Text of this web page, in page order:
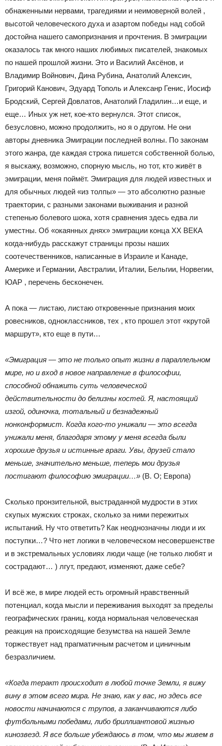
обнаженными нервами, трагедиями и неимоверной волей ,
высотой человеческого духа и азартом победы над собой
достойна нашего самопризнания и прочтения. В эмиграции
оказалось так много наших любимых писателей, знакомых
по нашей прошлой жизни. Это и Василий Аксёнов, и
Владимир Войнович, Дина Рубина, Анатолий Алексин,
Григорий Канович, Эдуард Тополь и Алексанр Генис, Иосиф
Бродский, Сергей Довлатов, Анатолий Гладилин…и еще, и
еще… Иных уж нет, кое-кто вернулся. Этот список,
безусловно, можно продолжить, но я о другом. Не они
авторы дневника Эмиграции последней волны. По законам
этого жанра, где каждая строка пишется собственной болью,
я выскажу, возможно, спорную мысль, но тот, кто живёт в
эмиграции, меня поймёт. Эмиграция для людей известных и
для обычных людей «из толпы» — это абсолютно разные
траектории, с разными законами выживания и разной
степенью болевого шока, хотя сравнения здесь едва ли
уместны. Об «окаянных днях» эмиграции конца XX ВЕКА
когда-нибудь расскажут страницы прозы наших
соотечественников, написанные в Израиле и Канаде,
Америке и Германии, Австралии, Италии, Бельгии, Норвегии,
ЮАР , перечень бесконечен.
А пока — листаю, листаю откровенные признания моих
ровесников, одноклассников, тех , кто прошел этот «крутой
маршрут», кто еще в пути…
«Эмиграция — это не только опыт жизни в параллельном
мире, но и вход в новое направление в философии,
способной обнажить суть человеческой
действительности до белизны костей. Я, настоящий
изгой, одиночка, тотальный и безнадежный
нонконформист. Когда кого-то унижали ― это всегда
унижали меня, благодаря этому у меня всегда были
хорошие друзья и истинные враги. Увы, друзей стало
меньше, значительно меньше, теперь мои друзья
постигают философию эмиграции…» (В. О; Европа)
Сколько пронзительной, выстраданной мудрости в этих
скупых мужских строках, сколько за ними пережитых
испытаний. Ну что ответить? Как неоднозначны люди и их
поступки…? Что нет логики в человеческом несовершенстве
и в экстремальных условиях люди чаще (не только любят и
сострадают… ) лгут, предают, изменяют, даже себе?
И всё же, в мире людей есть огромный нравственный
потенциал, когда мысли и переживания выходят за пределы
географических границ, когда нормальная человеческая
реакция на происходящие безумства на нашей Земле
торжествует над прагматичным расчетом и циничным
безразличием.
«Когда теракт происходит в любой точке Земли, я вижу
вину в этом всего мира. Не знаю, как у вас, но здесь все
новости начинаются с трупов, а заканчиваются либо
футбольными победами, либо бриллиантовой жизнью
кинозвезд. Я все больше убеждаюсь в том, что мы живем в